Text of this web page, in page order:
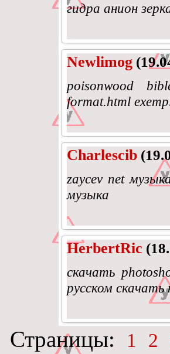
гидра анион
Newlimog
poisonwood
format.html
Charlescib
zaycev net
музыка
HerbertRic
скачать
русском скачать
Страницы: 1 2